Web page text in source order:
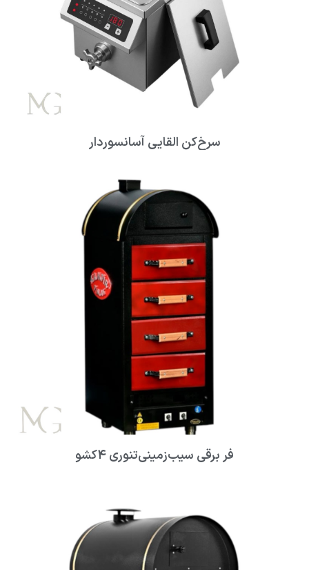
سرخ‌کن القایی آسانسوردار
فر برقی سیب‌زمینی‌تنوری ۴کشو